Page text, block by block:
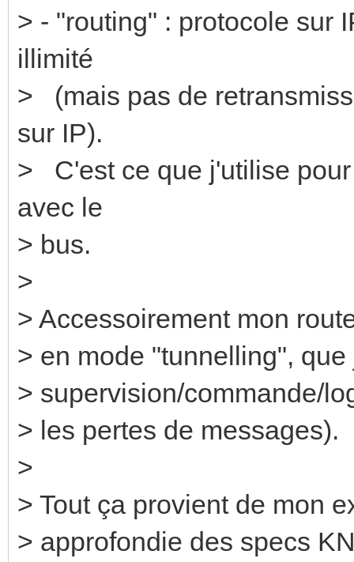
> - "routing" : protocole sur
illimité
> (mais pas de
sur IP).
> C'est ce que j'utilise
avec le
> bus.
>
> Accessoirement mon
> en mode "tunnelling",
> supervision/commande/
> les pertes de messages).
>
> Tout ça provient de mon
> approfondie des specs